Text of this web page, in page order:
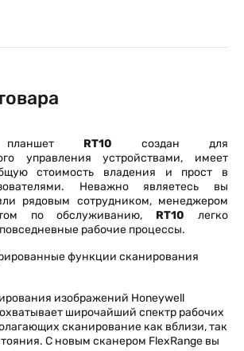
RT10 создан для
управления устройствами, имеет
стоимость владения и прост в
Неважно являетесь вы
рядовым сотрудником, менеджером
по обслуживанию, RT10 легко
рабочие процессы.
функции сканирования
изображений Honeywell
широчайший спектр рабочих
сканирование как вблизи, так
С новым сканером FlexRange вы